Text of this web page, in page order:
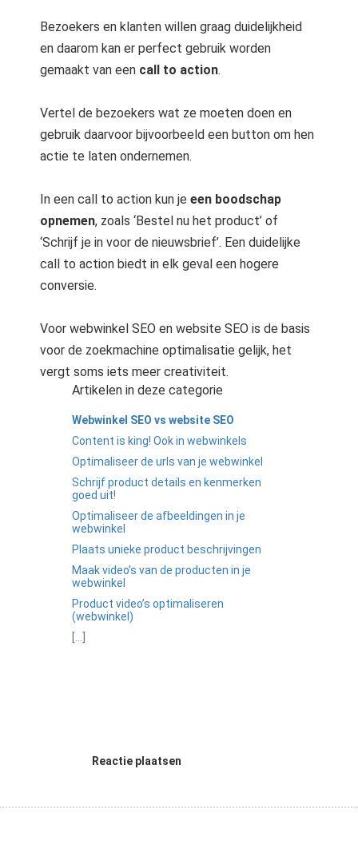
Bezoekers en klanten willen graag duidelijkheid
en daarom kan er perfect gebruik worden
gemaakt van een call to action.
Vertel de bezoekers wat ze moeten doen en
gebruik daarvoor bijvoorbeeld een button om hen
actie te laten ondernemen.
In een call to action kun je een boodschap
opnemen, zoals ‘Bestel nu het product’ of
‘Schrijf je in voor de nieuwsbrief’. Een duidelijke
call to action biedt in elk geval een hogere
conversie.
Voor webwinkel SEO en website SEO is de basis
voor de zoekmachine optimalisatie gelijk, het
vergt soms iets meer creativiteit.
Artikelen in deze categorie
Webwinkel SEO vs website SEO
Content is king! Ook in webwinkels
Optimaliseer de urls van je webwinkel
Schrijf product details en kenmerken
goed uit!
Optimaliseer de afbeeldingen in je
webwinkel
Plaats unieke product beschrijvingen
Maak video’s van de producten in je
webwinkel
Product video’s optimaliseren
(webwinkel)
[...]
Reactie plaatsen